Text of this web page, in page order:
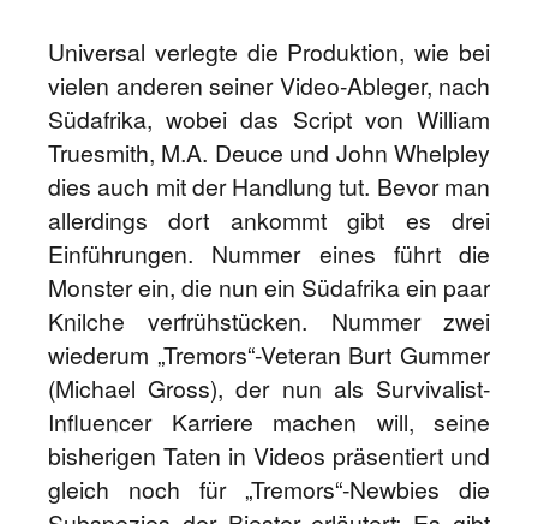
Universal verlegte die Produktion, wie bei
vielen anderen seiner Video-Ableger, nach
Südafrika, wobei das Script von William
Truesmith, M.A. Deuce und John Whelpley
dies auch mit der Handlung tut. Bevor man
allerdings dort ankommt gibt es drei
Einführungen. Nummer eines führt die
Monster ein, die nun ein Südafrika ein paar
Knilche verfrühstücken. Nummer zwei
wiederum „Tremors“-Veteran Burt Gummer
(Michael Gross), der nun als Survivalist-
Influencer Karriere machen will, seine
bisherigen Taten in Videos präsentiert und
gleich noch für „Tremors“-Newbies die